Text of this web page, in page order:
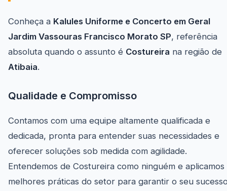
Conheça a Kalules Uniforme e Concerto em Geral
Jardim Vassouras Francisco Morato SP, referência
absoluta quando o assunto é Costureira na região de
Atibaia.
Qualidade e Compromisso
Contamos com uma equipe altamente qualificada e
dedicada, pronta para entender suas necessidades e
oferecer soluções sob medida com agilidade.
Entendemos de Costureira como ninguém e aplicamos
melhores práticas do setor para garantir o seu